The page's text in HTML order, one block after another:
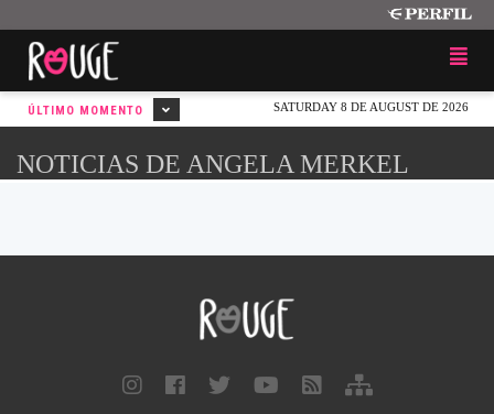
SATURDAY 8 DE AUGUST DE 2026
ÚLTIMO MOMENTO
NOTICIAS DE ANGELA MERKEL